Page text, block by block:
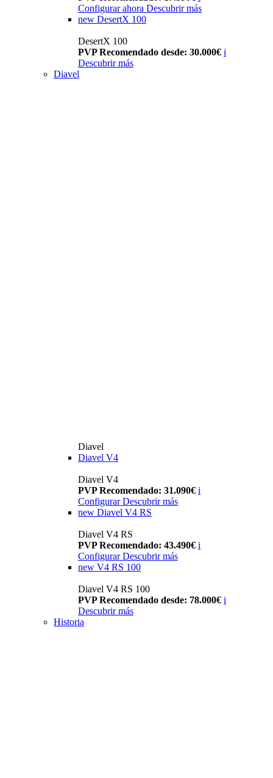
Configurar ahora Descubrir más
new DesertX 100
DesertX 100
PVP Recomendado desde: 30.000€ i
Descubrir más
Diavel
Diavel
Diavel V4
Diavel V4
PVP Recomendado: 31.090€ i
Configurar Descubrir más
new Diavel V4 RS
Diavel V4 RS
PVP Recomendado: 43.490€ i
Configurar Descubrir más
new V4 RS 100
Diavel V4 RS 100
PVP Recomendado desde: 78.000€ i
Descubrir más
Historia